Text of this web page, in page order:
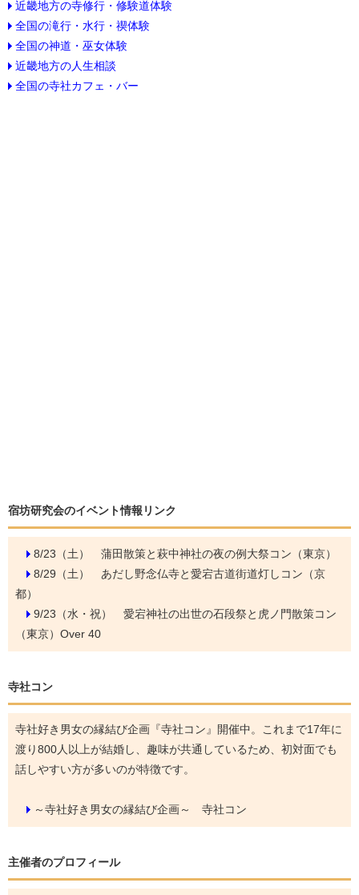
近畿地方の寺修行・修験道体験
全国の滝行・水行・禊体験
全国の神道・巫女体験
近畿地方の人生相談
全国の寺社カフェ・バー
宿坊研究会のイベント情報リンク
8/23（土） 蒲田散策と萩中神社の夜の例大祭コン（東京）
8/29（土） あだし野念仏寺と愛宕古道街道灯しコン（京
都）
9/23（水・祝） 愛宕神社の出世の石段祭と虎ノ門散策コン
（東京）Over 40
寺社コン
寺社好き男女の縁結び企画『寺社コン』開催中。これまで17年に
渡り800人以上が結婚し、趣味が共通しているため、初対面でも
話しやすい方が多いのが特徴です。
～寺社好き男女の縁結び企画～ 寺社コン
主催者のプロフィール